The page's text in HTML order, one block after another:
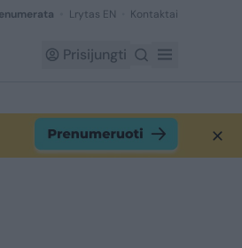
Lrytas EN Kontaktai
Prisijungti